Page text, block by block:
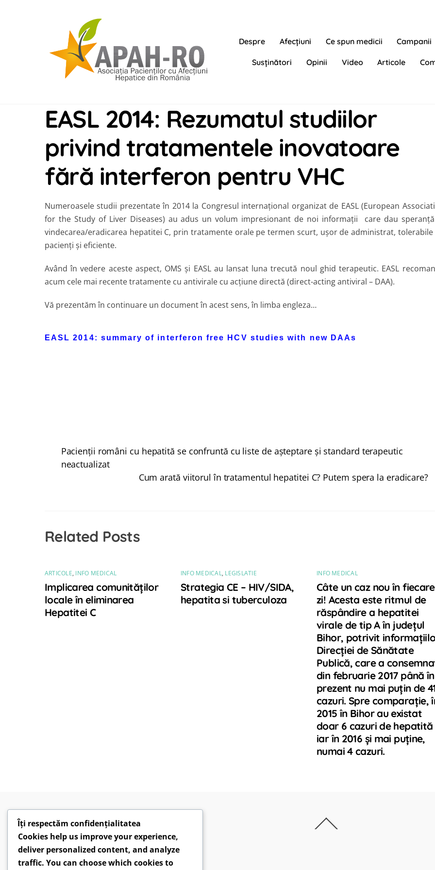
Despre Afecțiuni Ce spun medicii Campanii
Susținători Opinii Video Articole
EASL 2014: Rezumatul studiilor
privind tratamentele inovatoare
fără interferon pentru VHC
Numeroasele studii prezentate în 2014 la Congresul internațional organizat de EASL (European
for the Study of Liver Diseases) au adus un volum impresionant de noi informații care dau
vindecarea/eradicarea hepatitei C, prin tratamente orale pe termen scurt, ușor de administrat, tolerabile
pacienți și eficiente.
Având în vedere aceste aspect, OMS și EASL au lansat luna trecută noul ghid terapeutic. EASL
acum cele mai recente tratamente cu antivirale cu acțiune directă (direct-acting antiviral – DAA).
Vă prezentăm în continuare un document în acest sens, în limba engleza…
EASL 2014: summary of interferon free HCV studies with new DAAs
Pacienții români cu hepatită se confruntă cu liste de așteptare și standard terapeutic
neactualizat
Cum arată viitorul în tratamentul hepatitei C? Putem spera la eradicare?
Related Posts
ARTICOLE, INFO MEDICAL
Implicarea comunităților
locale în eliminarea
Hepatitei C
INFO MEDICAL, LEGISLATIE
Strategia CE – HIV/SIDA,
hepatita si tuberculoza
INFO MEDICAL
Câte un caz nou în fiecare
zi! Acesta este ritmul de
răspândire a hepatitei
virale de tip A în judeţul
Bihor, potrivit
Direcţiei de Sănătate
Publică, care a
din februarie 2017 până în
prezent nu mai puţin de
cazuri. Spre comparaţie,
2015 în Bihor au existat
doar 6 cazuri de hepatită
iar în 2016 şi mai puţine,
numai 4 cazuri.
To
Îți respectăm confidențialitatea
Cookies help us improve your experience,
deliver personalized content, and analyze
traffic. You can choose which cookies to